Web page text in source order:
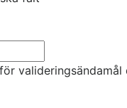
valideringsändamål